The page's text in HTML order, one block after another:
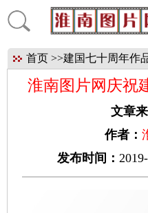
首页>>建国七十周年作
淮南图片网庆祝
文章来
作者：
发布时间：